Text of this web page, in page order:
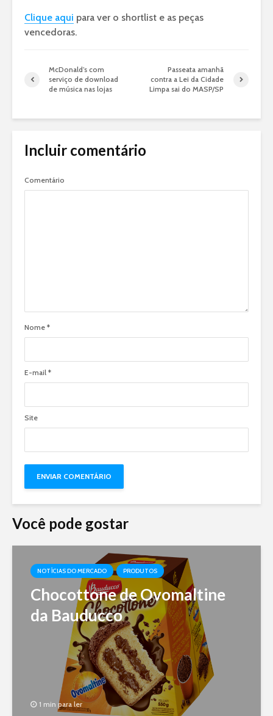
Clique aqui para ver o shortlist e as peças
vencedoras.
McDonald’s com
serviço de download
de música nas lojas
Passeata amanhã
contra a Lei da Cidade
Limpa sai do MASP/SP
Incluir comentário
Comentário
Nome *
E-mail *
Site
Você pode gostar
NOTÍCIAS DO MERCADO PRODUTOS
Chocottone de Ovomaltine
da Bauducco
1 min para ler